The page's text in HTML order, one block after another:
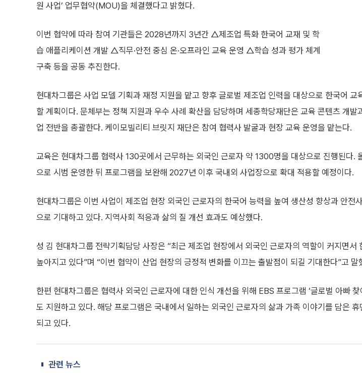
원 사업’ 업무협약(MOU)을 체결했다고 밝혔다.
이번 협약에 따라 참여 기관들은 2028년까지 3년간 △제조업 특화 한국어 교재 및 학
습 애플리케이션 개발 △직무·안전 중심 온·오프라인 교육 운영 △학습 성과 평가 체계
구축 등을 공동 추진한다.
현대차그룹은 사업 모델 기획과 재정 지원을 맡고 향후 글로벌 제조업 인력을 대상으로 한국어 교
할 계획이다. 문체부는 정책 지원과 우수 사례 확산을 담당하며 세종학당재단은 교육 콘텐츠 개발
업 전반을 총괄한다. 케이모빌리티 브릿지 재단은 참여 협력사 발굴과 현장 교육 운영을 맡는다.
교육은 현대차그룹 협력사 130곳에서 근무하는 외국인 근로자 약 1300명을 대상으로 진행된다.
으로 시범 운영한 뒤 프로그램을 보완해 2027년 이후 국내외 사업장으로 확대 적용할 예정이다.
현대차그룹은 이번 사업이 제조업 현장 외국인 근로자의 한국어 능력을 높여 생산성 향상과 안전
으로 기대하고 있다. 지역사회 적응과 삶의 질 개선 효과도 예상했다.
성 김 현대차그룹 전략기획담당 사장은 “최근 제조업 현장에서 외국인 근로자의 역할이 커지면서
높아지고 있다”며 “이번 협약이 산업 현장의 긍정적 변화를 이끄는 출발점이 되길 기대한다”고 말
한편 현대차그룹은 협력사 외국인 근로자에 대한 인식 개선을 위해 EBS 프로그램 ‘글로벌 아빠
도 지원하고 있다. 해당 프로그램은 국내에서 일하는 외국인 근로자의 삶과 가족 이야기를 담은
되고 있다.
관련 뉴스